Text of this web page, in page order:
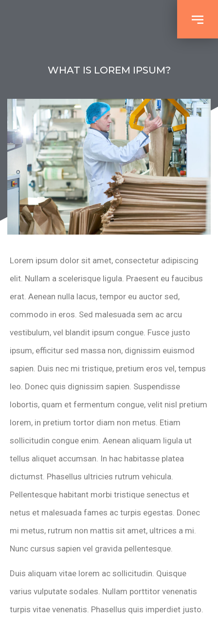
WHAT IS LOREM IPSUM?
Lorem ipsum dolor sit amet, consectetur adipiscing
elit. Nullam a scelerisque ligula. Praesent eu faucibus
erat. Aenean nulla lacus, tempor eu auctor sed,
commodo in eros. Sed malesuada sem ac arcu
vestibulum, vel blandit ipsum congue. Fusce justo
ipsum, efficitur sed massa non, dignissim euismod
sapien. Duis nec mi tristique, pretium eros vel, tempus
leo. Donec quis dignissim sapien. Suspendisse
lobortis, quam et fermentum congue, velit nisl pretium
lorem, in pretium tortor diam non metus. Etiam
sollicitudin congue enim. Aenean aliquam ligula ut
tellus aliquet accumsan. In hac habitasse platea
dictumst. Phasellus ultricies rutrum vehicula.
Pellentesque habitant morbi tristique senectus et
netus et malesuada fames ac turpis egestas. Donec
mi metus, rutrum non mattis sit amet, ultrices a mi.
Nunc cursus sapien vel gravida pellentesque.
Duis aliquam vitae lorem ac sollicitudin. Quisque
varius vulputate sodales. Nullam porttitor venenatis
turpis vitae venenatis. Phasellus quis imperdiet justo.